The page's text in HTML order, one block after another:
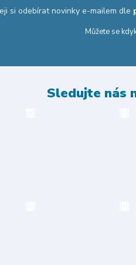
si odebírat novinky e-mailem dle
Můžete se
Sledujte nás